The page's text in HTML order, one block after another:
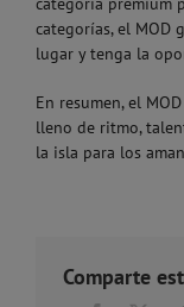
categorías, el MOD
lugar y tenga la
En resumen, el
lleno de ritmo,
la isla para los
Comparte